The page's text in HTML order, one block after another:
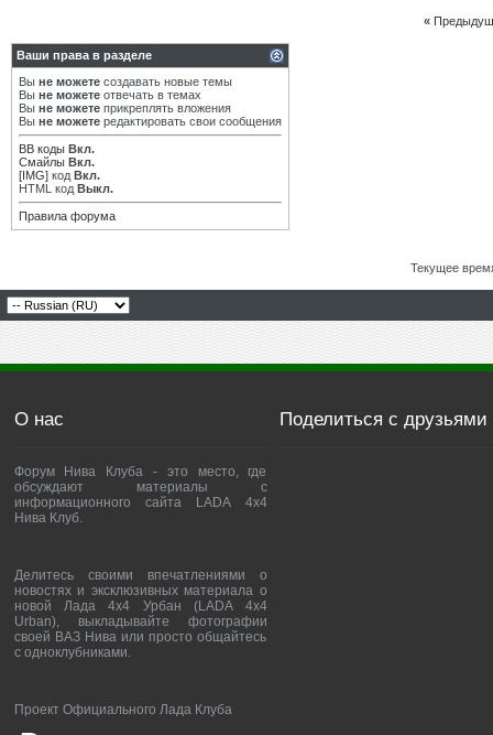
«
Ваши права в разделе
Вы не можете создавать новые темы
Вы не можете отвечать в темах
Вы не можете прикреплять вложения
Вы не можете редактировать свои сообщения
BB коды Вкл.
Смайлы Вкл.
[IMG] код Вкл.
HTML код Выкл.
Правила форума
Текущее
О нас
Форум Нива Клуба - это место, где
обсуждают материалы с
информационного сайта LADA 4x4
Нива Клуб.
Делитесь своими впечатлениями о
новостях и эксклюзивных материала о
новой Лада 4х4 Урбан (LADA 4x4
Urban), выкладывайте фотографии
своей ВАЗ Нива или просто общайтесь
с одноклубниками.
Проект Официального Лада Клуба
Поделиться с друзьями